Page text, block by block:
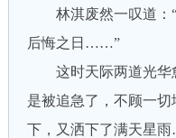
林淇废然一叹道：“
后悔之日……”
这时天际两道光华
是被追急了，不顾一
下，又洒下了满天星